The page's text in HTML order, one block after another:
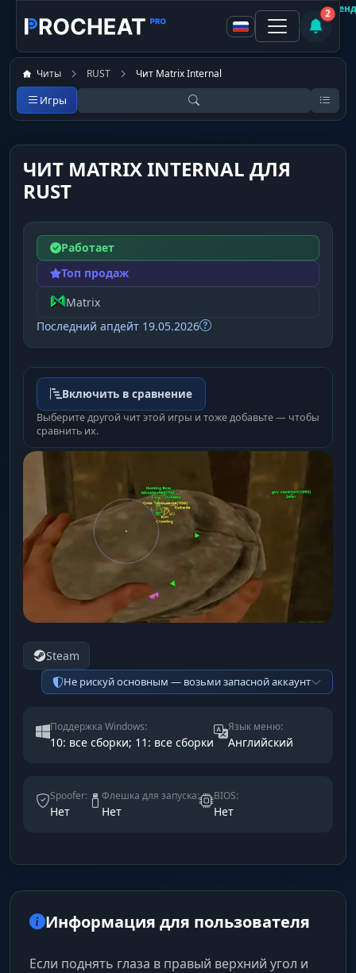
2
Читы RUST Чит Matrix Internal
Игры
ЧИТ MATRIX INTERNAL ДЛЯ
RUST
Работает
Топ продаж
Matrix
Последний апдейт 19.05.2026
Включить в сравнение
Выберите другой чит этой игры и тоже добавьте — чтобы
сравнить их.
Steam
Не рискуй основным — возьми запасной аккаунт
Поддержка Windows:
10: все сборки; 11: все сборки
Язык меню:
Английский
Spoofer:
Нет
Флешка для запуска:
Нет
BIOS:
Нет
Информация для пользователя
Если поднять глаза в правый верхний угол и
Не